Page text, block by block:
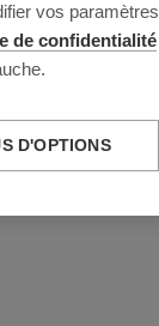
vos paramètres
de confidentialité
D'OPTIONS